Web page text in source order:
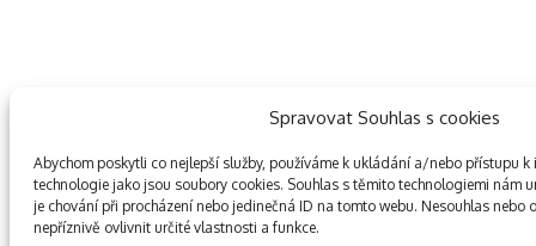
Spravovat Souhlas s cookies
Abychom poskytli co nejlepší služby, používáme k ukládání a/nebo přístupu
technologie jako jsou soubory cookies. Souhlas s těmito technologiemi nám
je chování při procházení nebo jedinečná ID na tomto webu. Nesouhlas nebo
nepříznivě ovlivnit určité vlastnosti a funkce.